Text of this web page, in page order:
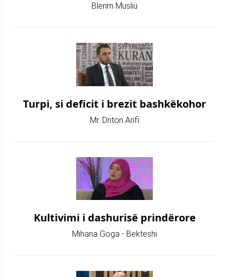
Blerim Musliu
Turpi, si deficit i brezit bashkëkohor
Mr. Driton Arifi
Kultivimi i dashurisë prindërore
Mihana Goga - Bekteshi